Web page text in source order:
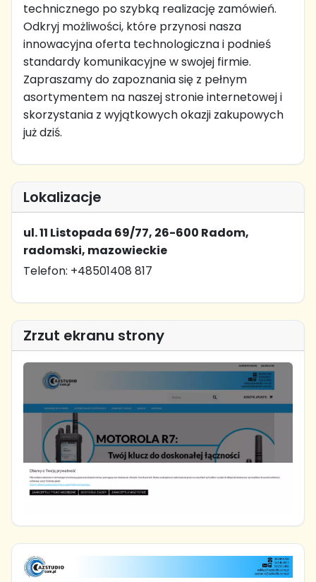
technicznego po szybką realizację zamówień.
Odkryj możliwości, które przynosi nasza
innowacyjna oferta technologiczna i podnieś
standardy komunikacyjne w swojej firmie.
Zapraszamy do zapoznania się z pełnym
asortymentem na naszej stronie internetowej i
skorzystania z wyjątkowych okazji zakupowych
już dziś.
Lokalizacje
ul. 11 Listopada 69/77, 26-600 Radom,
radomski, mazowieckie
Telefon: +48501408 817
Zrzut ekranu strony